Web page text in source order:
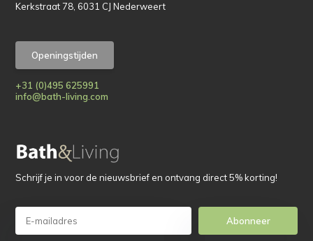
Kerkstraat 78, 6031 CJ Nederweert
Openingstijden
+31 (0)495 625991
info@bath-living.com
Schrijf je in voor de nieuwsbrief en ontvang direct 5% korting!
Abonneer